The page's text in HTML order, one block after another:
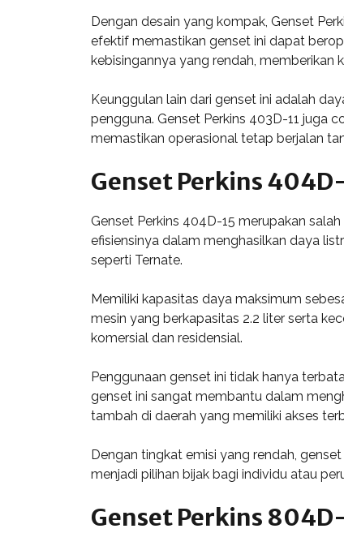
Dengan desain yang kompak, Genset
efektif memastikan genset ini dapat
kebisingannya yang rendah, memberikan
Keunggulan lain dari genset ini adalah
pengguna. Genset Perkins 403D-11 juga
memastikan operasional tetap berjalan
Genset Perkins
Genset Perkins 404D-15 merupakan
efisiensinya dalam menghasilkan daya
seperti Ternate.
Memiliki kapasitas daya maksimum
mesin yang berkapasitas 2.2 liter serta
komersial dan residensial.
Penggunaan genset ini tidak hanya
genset ini sangat membantu dalam
tambah di daerah yang memiliki akses
Dengan tingkat emisi yang rendah,
menjadi pilihan bijak bagi individu atau
Genset Perkins